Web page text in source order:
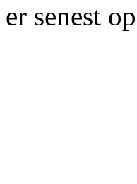
er senest